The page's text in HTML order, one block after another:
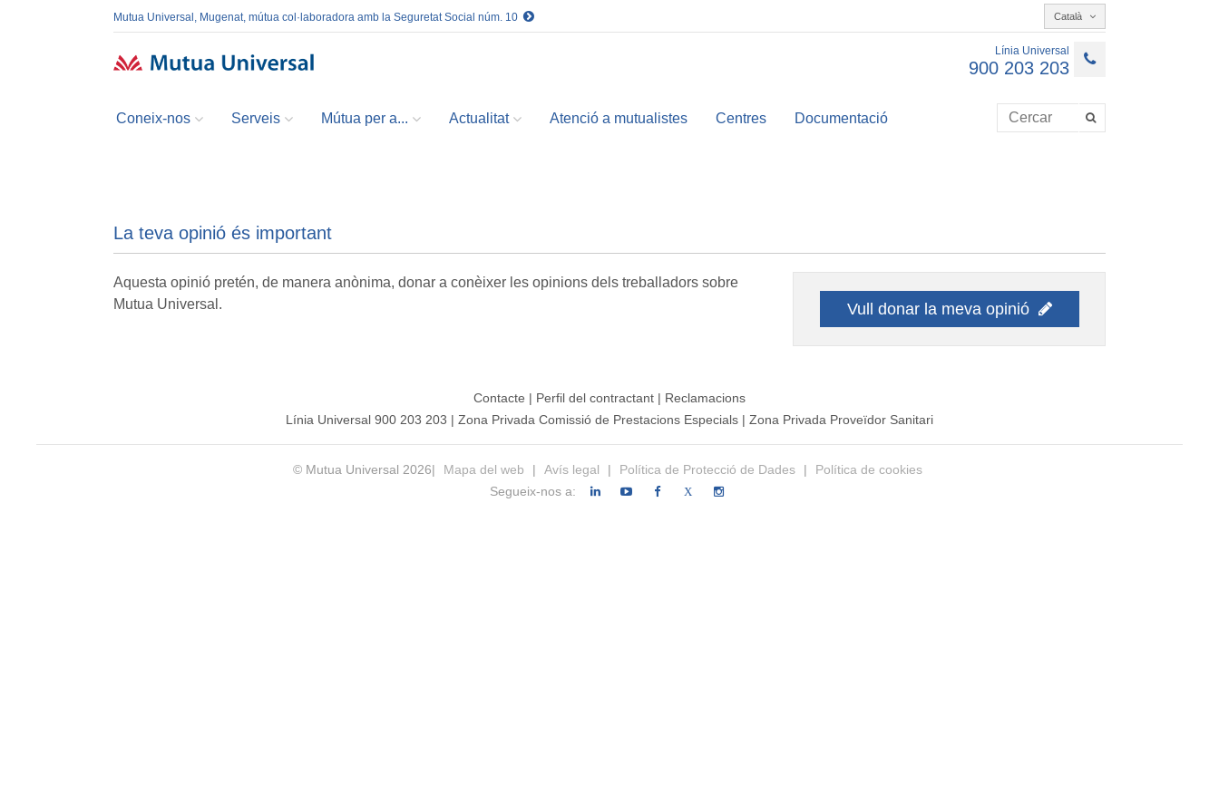
Mutua Universal, Mugenat, mútua col·laboradora amb la Seguretat Social núm. 10 Català
Línia Universal
900 203 203
Coneix-nos Serveis Mútua per a... Actualitat Atenció a mutualistes Centres Documentació
La teva opinió és important
Aquesta opinió pretén, de manera anònima, donar a conèixer les opinions dels treballadors sobre
Mutua Universal.
Vull donar la meva opinió
Contacte | Perfil del contractant | Reclamacions
Línia Universal 900 203 203 | Zona Privada Comissió de Prestacions Especials | Zona Privada Proveïdor Sanitari
© Mutua Universal 2026| Mapa del web | Avís legal | Política de Protecció de Dades |
Política de cookies
Segueix-nos a:
X